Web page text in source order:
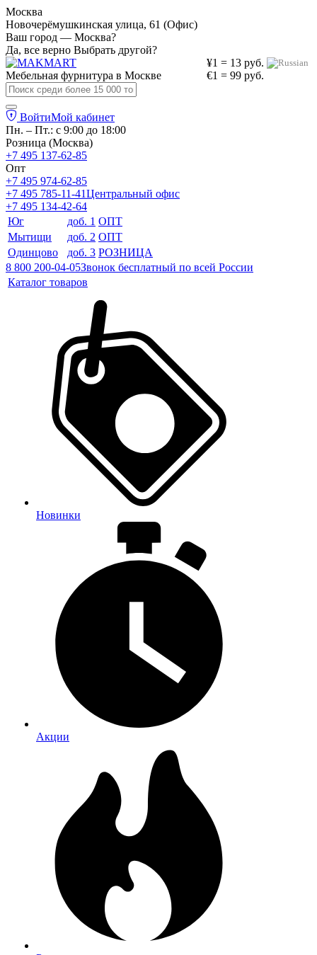
Москва
Новочерёмушкинская улица, 61 (Офис)
Ваш город — Москва?
Да, все верно Выбрать другой?
¥1 = 13 руб.
€1 = 99 руб.
Мебельная фурнитура в Москве
ВойтиМой кабинет
Пн. – Пт.: с 9:00 до 18:00
Розница (Москва)
+7 495 137-62-85
Опт
+7 495 974-62-85
+7 495 785-11-41Центральный офис
+7 495 134-42-64
Юг
доб. 1 ОПТ
Мытищи
доб. 2 ОПТ
Одинцово
доб. 3 РОЗНИЦА
8 800 200-04-05Звонок бесплатный по всей России
Каталог товаров
Новинки
Акции